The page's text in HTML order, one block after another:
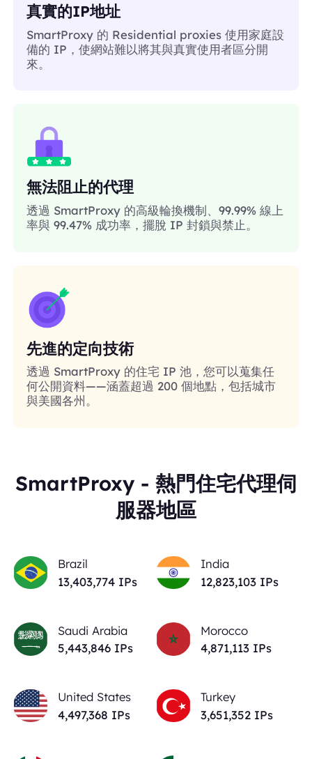
真實的IP地址
SmartProxy 的 Residential proxies 使用家庭設
備的 IP，使網站難以將其與真實使用者區分開
來。
無法阻止的代理
透過 SmartProxy 的高級輪換機制、99.99% 線上
率與 99.47% 成功率，擺脫 IP 封鎖與禁止。
先進的定向技術
透過 SmartProxy 的住宅 IP 池，您可以蒐集任
何公開資料——涵蓋超過 200 個地點，包括城市
與美國各州。
SmartProxy - 熱門住宅代理伺
服器地區
Brazil
13,403,774 IPs
India
12,823,103 IPs
Saudi Arabia
5,443,846 IPs
Morocco
4,871,113 IPs
United States
4,497,368 IPs
Turkey
3,651,352 IPs